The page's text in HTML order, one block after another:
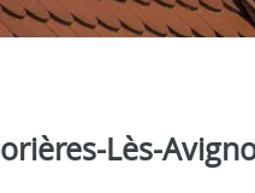
Lès-